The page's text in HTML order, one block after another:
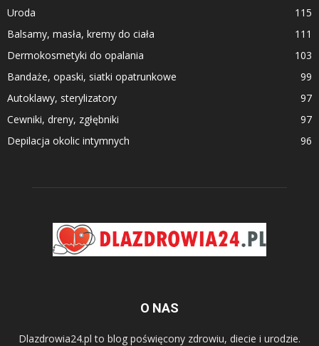
Uroda
115
Balsamy, masła, kremy do ciała
111
Dermokosmetyki do opalania
103
Bandaże, opaski, siatki opatrunkowe
99
Autoklawy, sterylizatory
97
Cewniki, dreny, zgłębniki
97
Depilacja okolic intymnych
96
O NAS
Dlazdrowia24.pl to blog poświęcony zdrowiu, diecie i urodzie.